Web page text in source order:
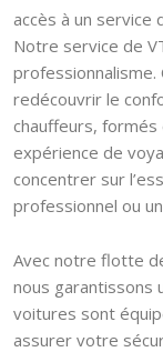
accès à un
Notre service de
professionnalisme.
redécouvrir le
chauffeurs,
expérience de
concentrer sur
professionnel ou
Avec notre flotte
nous garantissons
voitures sont
assurer votre